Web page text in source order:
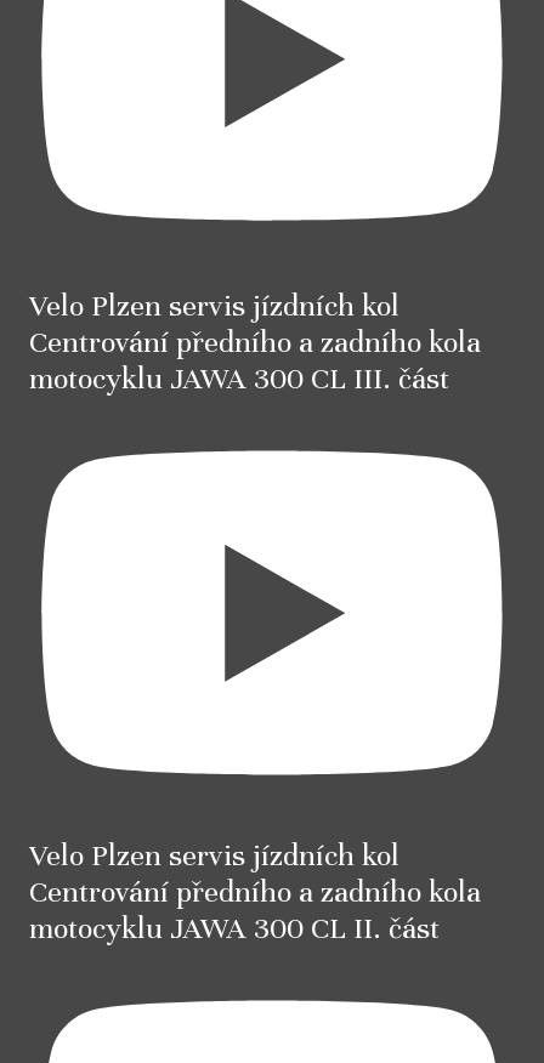
Velo Plzen servis jízdních kol
Centrování předního a zadního kola
motocyklu JAWA 300 CL III. část
Velo Plzen servis jízdních kol
Centrování předního a zadního kola
motocyklu JAWA 300 CL II. část